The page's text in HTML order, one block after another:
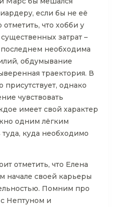
если бы не её
что хобби у
затрат –
необходима
обдумывание
траектория. В
присутствует, однако
чувствовать
имеет свой характер
одним лёгким
куда необходимо
отметить, что Елена
начале своей карьеры
Помним про
Нептуном и